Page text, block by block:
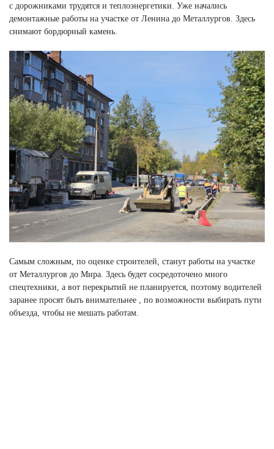
с дорожниками трудятся и теплоэнергетики. Уже начались
демонтажные работы на участке от Ленина до Металлургов. Здесь
снимают бордюрный камень.
Самым сложным, по оценке строителей, станут работы на участке
от Металлургов до Мира. Здесь будет сосредоточено много
спецтехники, а вот перекрытий не планируется, поэтому водителей
заранее просят быть внимательнее , по возможности выбирать пути
объезда, чтобы не мешать работам.